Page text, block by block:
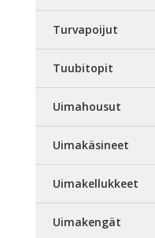
Turvapoijut
Tuubitopit
Uimahousut
Uimakäsineet
Uimakellukkeet
Uimakengät